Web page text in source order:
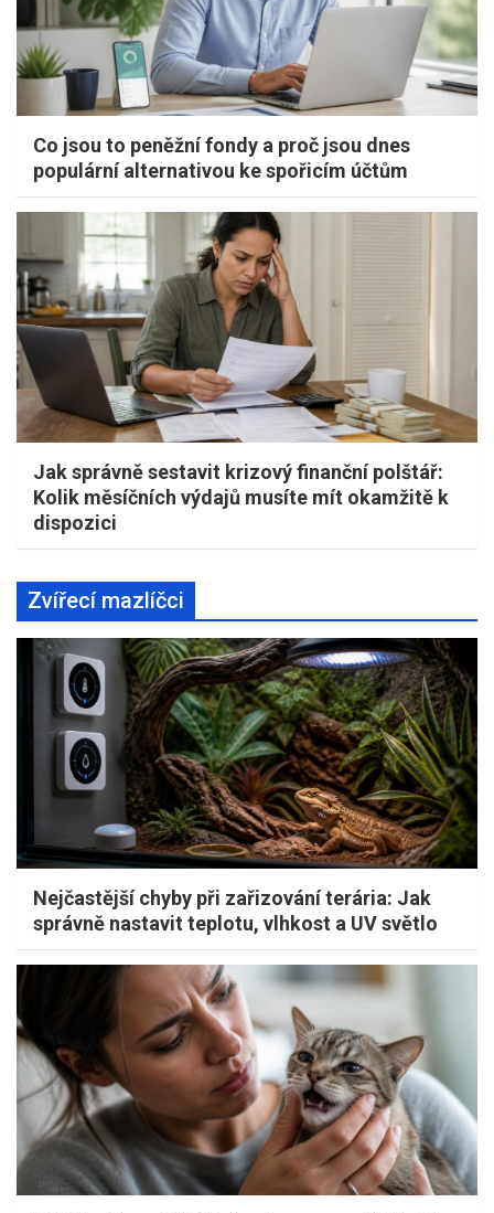
Co jsou to peněžní fondy a proč jsou dnes
populární alternativou ke spořicím účtům
Jak správně sestavit krizový finanční polštář:
Kolik měsíčních výdajů musíte mít okamžitě k
dispozici
Zvířecí mazlíčci
Nejčastější chyby při zařizování terária: Jak
správně nastavit teplotu, vlhkost a UV světlo